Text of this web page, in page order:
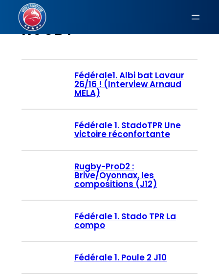
Aller
contenuRUGBY
Fédérale1. Albi bat Lavaur
26/16 ! (Interview Arnaud
MELA)
Fédérale 1. StadoTPR Une
victoire réconfortante
Rugby-ProD2 :
Brive/Oyonnax, les
compositions (J12)
Fédérale 1. Stado TPR La
compo
Fédérale 1. Poule 2 J10